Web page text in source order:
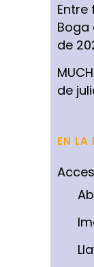
Entre
Boga
de
de
EN LA